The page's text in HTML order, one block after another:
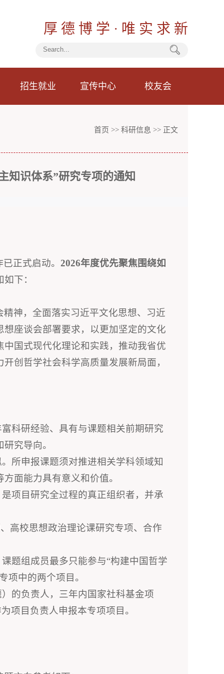
厚 德 博 学 · 唯 实 求 新
招生就业 宣传中心 校友会
首页 >> 科研信息 >> 正文
知识体系”研究专项的通知
已正式启动。2026年度优先聚焦围绕如
下：
神，全面落实习近平文化思想、习近
座谈会部署要求，以更加坚定的文化
国式现代化理论和实践，推动我省优
创哲学社会科学高质量发展新局面，
科研经验、具有与课题相关前期研究
究导向。
所申报课题须对推进相关学科领域知
面能力具有意义和价值。
项目研究全过程的真正组织者，并承
高校思想政治理论课研究专项、合作
题组成员最多只能参与“构建中国哲学
项中的两个项目。
的负责人，三年内国家社科基金项
项目负责人申报本专项项目。